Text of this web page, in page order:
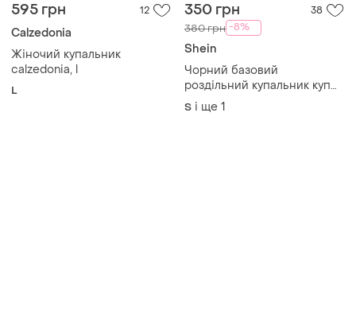
595 грн 12
Calzedonia
Жіночий купальник
calzedonia, l
L
350 грн 38
380 грн -8%
Shein
Чорний базовий
роздільний купальник куп
шторка плавки чайка рюші
бразильки бразиліана
S і ще 1